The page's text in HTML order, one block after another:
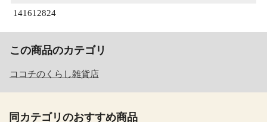
141612824
この商品のカテゴリ
ココチのくらし雑貨店
同カテゴリのおすすめ商品